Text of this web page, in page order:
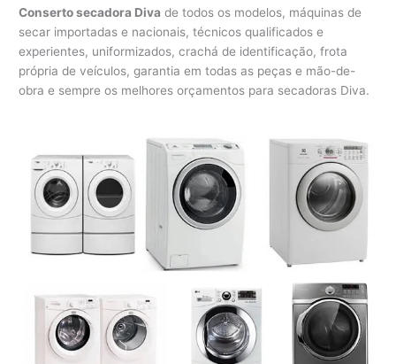
Conserto secadora Diva de todos os modelos, máquinas de
secar importadas e nacionais, técnicos qualificados e
experientes, uniformizados, crachá de identificação, frota
própria de veículos, garantia em todas as peças e mão-de-
obra e sempre os melhores orçamentos para secadoras Diva.